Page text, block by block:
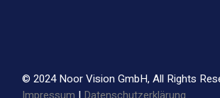
© 2024 Noor Vision GmbH, All Rights
Impressum | Datenschutzerklärung